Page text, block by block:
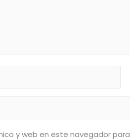
y web en este navegador